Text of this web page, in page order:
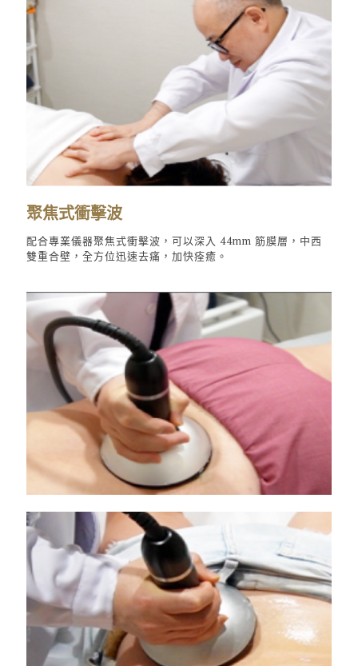
聚焦式衝擊波
配合專業儀器聚焦式衝擊波，可以深入 44mm 筋膜層，中西
雙重合壁，全方位迅速去痛，加快痊癒。